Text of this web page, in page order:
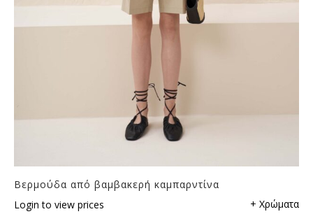
Βερμούδα από βαμβακερή καμπαρντίνα
Login to view prices
+ Χρώματα